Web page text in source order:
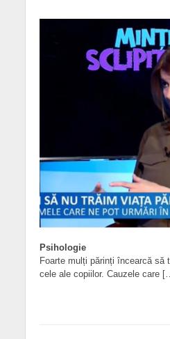
Psihologie
Foarte mulți părinți încearcă să
cele ale copiilor. Cauzele care